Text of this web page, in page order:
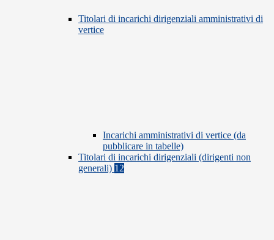
Titolari di incarichi dirigenziali amministrativi di
vertice
Incarichi amministrativi di vertice (da
pubblicare in tabelle)
Titolari di incarichi dirigenziali (dirigenti non
generali) 12